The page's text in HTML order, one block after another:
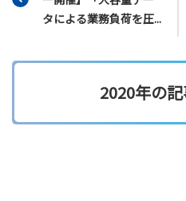
タによる業務負荷を圧...
2020年の